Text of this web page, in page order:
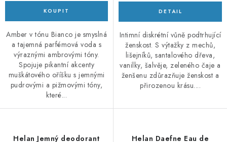
Amber v tónu Bianco je smyslná
a tajemná parfémová voda s
výraznými ambrovými tóny.
Spojuje pikantní akcenty
muškátového oříšku s jemnými
pudrovými a pižmovými tóny,
které...
Intimní diskrétní vůně podtrhující
ženskost. S výtažky z mechů,
lišejníků, santalového dřeva,
vanilky, šalvěje, zeleného čaje a
ženšenu zdůrazňuje ženskost a
přirozenou krásu....
Helan Jemný deodorant
Helan Daefne Eau de